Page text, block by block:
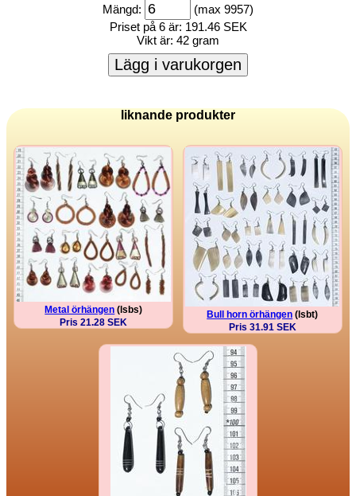
Mängd:
(max 9957)
Priset på 6 är: 191.46 SEK
Vikt är: 42 gram
Lägg i varukorgen
liknande produkter
Metal örhängen (lsbs)
Pris 21.28 SEK
Bull horn örhängen (lsbt)
Pris 31.91 SEK